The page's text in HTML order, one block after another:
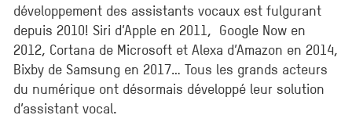
développement des assistants vocaux est fulgurant
depuis 2010! Siri d’Apple en 2011, Google Now en
2012, Cortana de Microsoft et Alexa d’Amazon en 2014,
Bixby de Samsung en 2017… Tous les grands acteurs
du numérique ont désormais développé leur solution
d’assistant vocal.